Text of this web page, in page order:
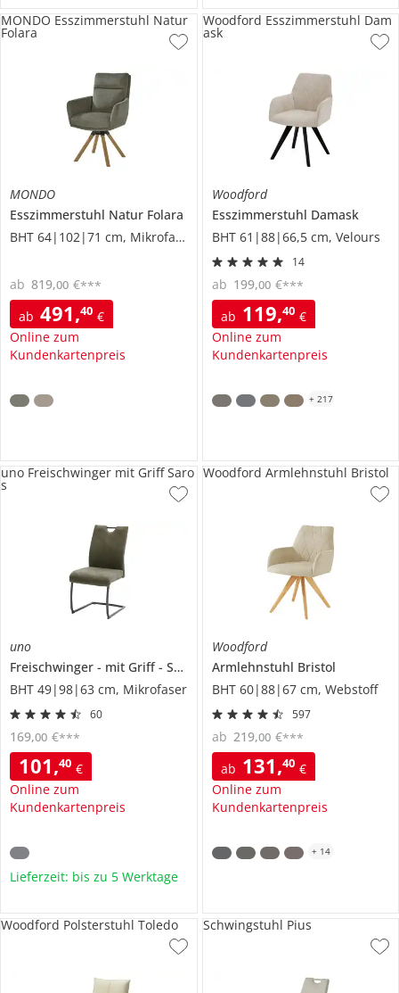
MONDO
Esszimmerstuhl Natur Folara
BHT 64|102|71 cm, Mikrofaser
ab 491,40 €
Online zum
Kundenkartenpreis
ab 819,00 €***
MONDO Esszimmerstuhl Natur
Folara
Woodford
Esszimmerstuhl Damask
BHT 61|88|66,5 cm, Velours
14
ab 119,40 €
Online zum
Kundenkartenpreis
ab 199,00 €***
Woodford Esszimmerstuhl Dam
ask
+ 217
uno
Freischwinger
mit Griff
Saros
BHT 49|98|63 cm, Mikrofaser
60
101,40 €
Online zum
Kundenkartenpreis
169,00 €***
uno Freischwinger mit Griff Saro
s
Lieferzeit: bis zu 5 Werktage
Woodford
Armlehnstuhl Bristol
BHT 60|88|67 cm, Webstoff
597
ab 131,40 €
Online zum
Kundenkartenpreis
ab 219,00 €***
Woodford Armlehnstuhl Bristol
+ 14
Woodford Polsterstuhl Toledo Schwingstuhl Pius